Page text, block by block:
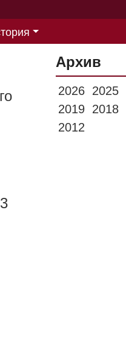
Архив
2026 2025
2019 2018
2012